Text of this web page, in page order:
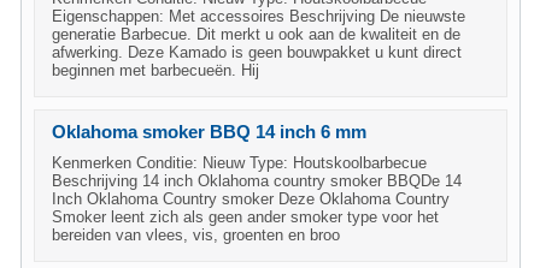
Eigenschappen: Met accessoires Beschrijving De nieuwste
generatie Barbecue. Dit merkt u ook aan de kwaliteit en de
afwerking. Deze Kamado is geen bouwpakket u kunt direct
beginnen met barbecueën. Hij
Oklahoma smoker BBQ 14 inch 6 mm
Kenmerken Conditie: Nieuw Type: Houtskoolbarbecue
Beschrijving 14 inch Oklahoma country smoker BBQDe 14
Inch Oklahoma Country smoker Deze Oklahoma Country
Smoker leent zich als geen ander smoker type voor het
bereiden van vlees, vis, groenten en broo